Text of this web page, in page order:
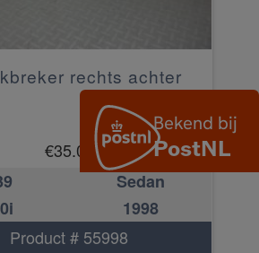
rechts achter
€35.00
Sedan
1998
Product # 55998